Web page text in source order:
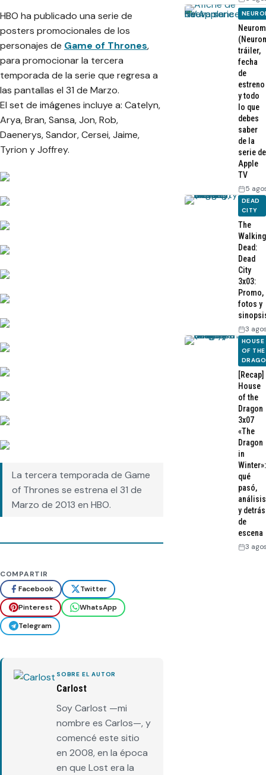
HBO ha publicado una serie de
posters promocionales de los
personajes de Game of Thrones,
para promocionar la tercera
temporada de la serie que regresa a
las pantallas el 31 de Marzo.
El set de imágenes incluye a: Catelyn,
Arya, Bran, Sansa, Jon, Rob,
Daenerys, Sandor, Cersei, Jaime,
Tyrion y Joffrey.
La tercera temporada de Game
of Thrones se estrena el 31 de
Marzo de 2013 en HBO.
COMPARTIR
Facebook
Twitter
Pinterest
WhatsApp
Telegram
SOBRE EL AUTOR
Carlost
Soy Carlost —mi
nombre es Carlos—, y
comencé este sitio
en 2008, en la época
en que Lost era la
tráiler,
fecha
de
estreno
y todo
lo que
debes
saber
de la
serie de
Apple
TV
5
DEAD
CITY
The
Walking
Dead:
Dead
City
3x03:
Promo,
fotos y
3
HOUSE
OF THE
[Recap]
House
of the
Dragon
3x07
«The
Dragon
in
Winter»:
qué
pasó,
análisis
y detrás
de
escena
3